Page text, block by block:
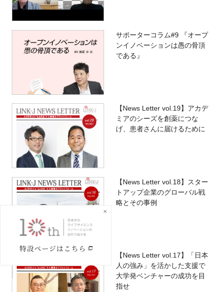
サポーターコラム#9 『オープ
ンイノベーションは愚の骨頂
である』
【News Letter vol.19】アカデ
ミアのシーズを創薬につな
げ、患者さんに届けるために
【News Letter vol.18】スター
トアップ企業のグローバル戦
略とその事例
【News Letter vol.17】「日本
人の強み」を活かした支援で
大学発ベンチャーの成功を目
指せ